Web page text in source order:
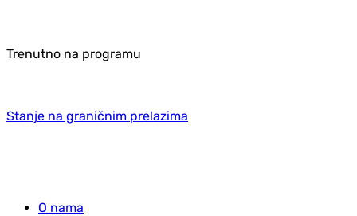
Trenutno na programu
Stanje na graničnim prelazima
O nama